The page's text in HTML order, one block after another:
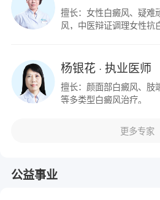
擅长：女性白癜风、疑难
风，中医辩证调理女性抗
杨银花· 执业医师
擅长：颜面部白癜风、肢
等多类型白癜风治疗。
更多专家
公益事业